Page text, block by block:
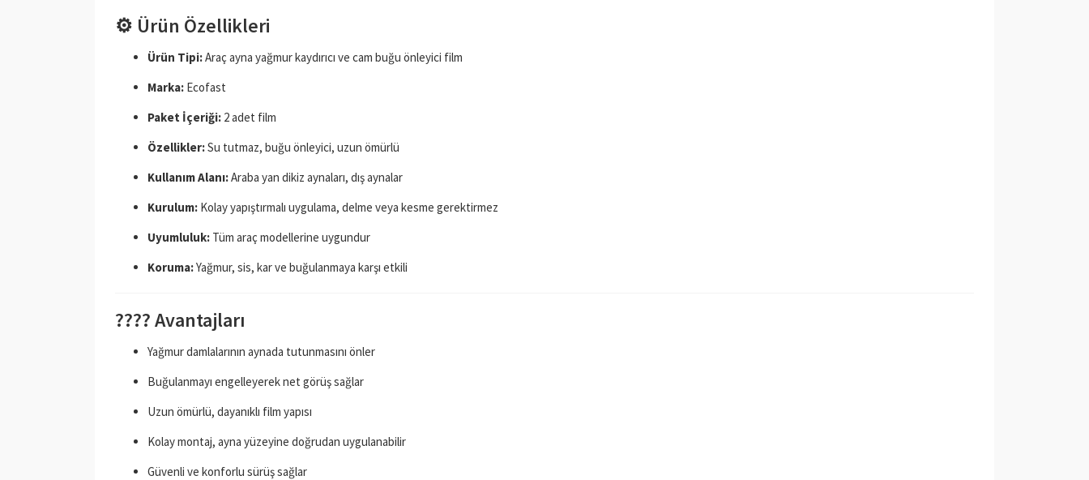
⚙️ Ürün Özellikleri
Ürün Tipi:Araç ayna yağmur kaydırıcı ve cam buğu önleyici film
Marka: Ecofast
Paket İçeriği: 2 adet film
Özellikler:Su tutmaz, buğu önleyici, uzun ömürlü
Kullanım Alanı:Araba yan dikiz aynaları, dış aynalar
Kurulum: Kolay yapıştırmalı uygulama, delme veya kesme gerektirmez
Uyumluluk: Tüm araç modellerine uygundur
Koruma:Yağmur, sis, kar ve buğulanmaya karşı etkili
????️ Avantajları
Yağmur damlalarının aynada tutunmasını önler
Buğulanmayı engelleyerek net görüş sağlar
Uzun ömürlü, dayanıklı film yapısı
Kolay montaj, ayna yüzeyine doğrudan uygulanabilir
Güvenli ve konforlu sürüş sağlar